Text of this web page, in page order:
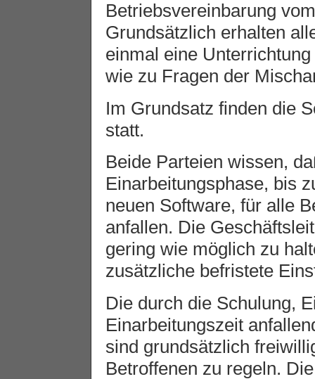
Betriebsvereinbarung
Grundsätzlich erhalten
einmal eine
wie zu Fragen der
Im Grundsatz finden die
statt.
Beide Parteien wissen,
Einarbeitungsphase, bis
neuen Software, für alle
anfallen. Die
gering wie möglich zu
zusätzliche befristete
Die durch die Schulung,
Einarbeitungszeit
sind grundsätzlich
Betroffenen zu regeln.